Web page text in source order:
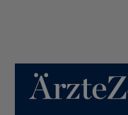
Direkt zum